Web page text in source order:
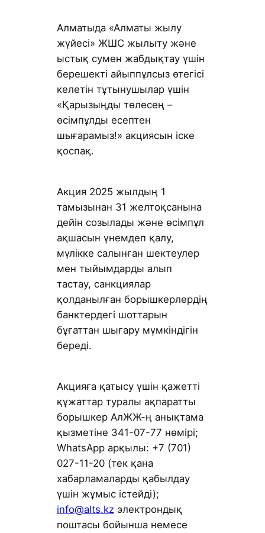
Алматыда «Алматы жылу
жүйесі» ЖШС жылыту және
ыстық сумен жабдықтау үшін
берешекті айыппұлсыз өтегісі
келетін тұтынушылар үшін
«Қарызыңды төлесең –
өсімпұлды есептен
шығарамыз!» акциясын іске
қоспақ.
Акция 2025 жылдың 1
тамызынан 31 желтоқсанына
дейін созылады және өсімпұл
ақшасын үнемдеп қалу,
мүлікке салынған шектеулер
мен тыйымдарды алып
тастау, санкциялар
қолданылған борышкерлердің
банктердегі шоттарын
бұғаттан шығару мүмкіндігін
береді.
Акцияға қатысу үшін қажетті
құжаттар туралы ақпаратты
борышкер АлЖЖ-ң анықтама
қызметіне 341-07-77 нөмірі;
WhatsApp арқылы: +7 (701)
027-11-20 (тек қана
хабарламаларды қабылдау
үшін жұмыс істейді);
info@alts.kz электрондық
поштасы бойынша немесе